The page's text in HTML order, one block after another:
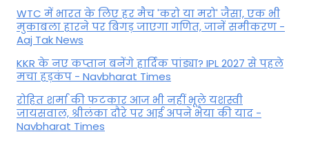
WTC में भारत के लिए हर मैच 'करो या मरो' जैसा, एक भी
मुकाबला हारने पर बिगड़ जाएगा गण‍ित, जानें समीकरण -
Aaj Tak News
KKR के नए कप्तान बनेंगे हार्दिक पांड्या? IPL 2027 से पहले
मचा हड़कंप - Navbharat Times
रोहित शर्मा की फटकार आज भी नहीं भूले यशस्वी
जायसवाल, श्रीलंका दौरे पर आई अपने भैया की याद -
Navbharat Times